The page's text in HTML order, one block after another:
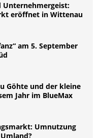
Unternehmergeist:
eröffnet in Wittenau
am 5. September
Göhte und der kleine
Jahr im BlueMax
Umnutzung